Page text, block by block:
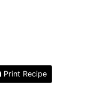
Print Recipe